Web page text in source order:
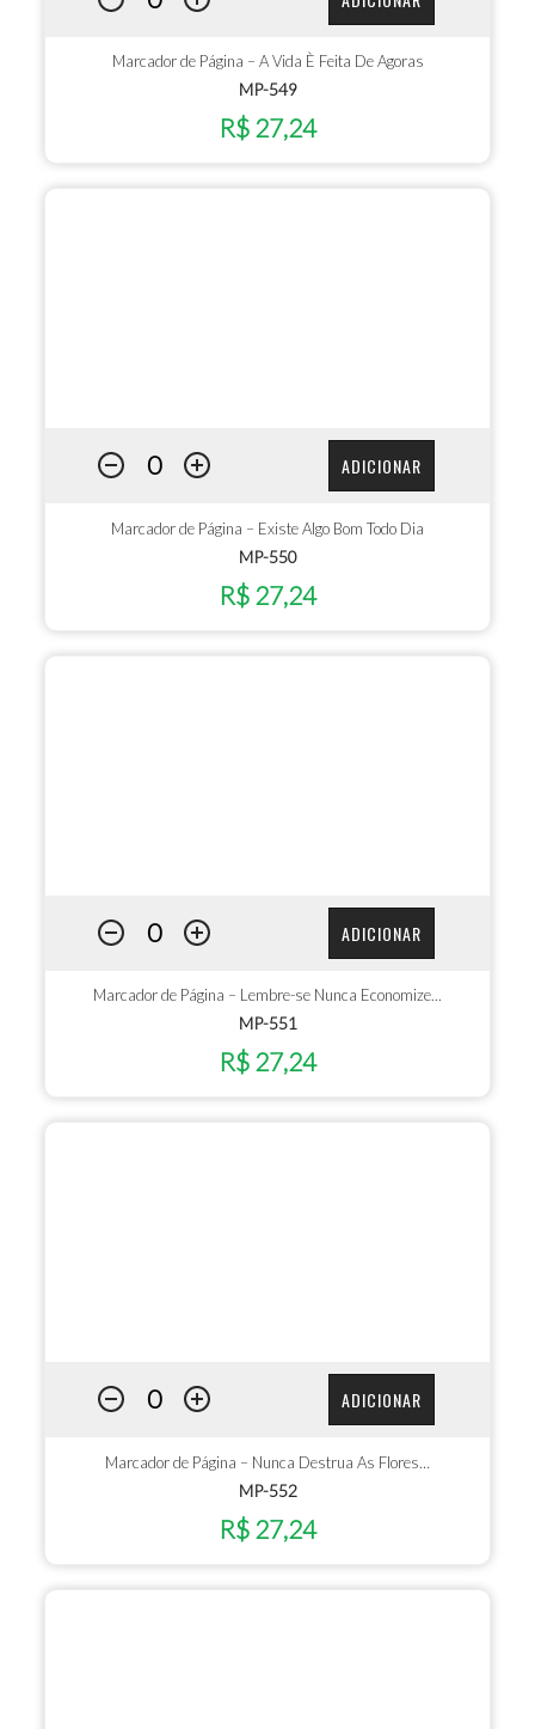
Marcador de Página – A Vida È Feita De Agoras
MP-549
R$ 27,24
ADICIONAR
Marcador de Página – Existe Algo Bom Todo Dia
MP-550
R$ 27,24
ADICIONAR
Marcador de Página – Lembre-se Nunca Economize...
MP-551
R$ 27,24
ADICIONAR
Marcador de Página – Nunca Destrua As Flores…
MP-552
R$ 27,24